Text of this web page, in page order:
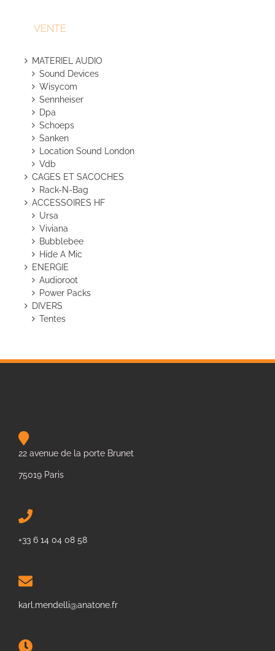
VENTE
MATERIEL AUDIO
Sound Devices
Wisycom
Sennheiser
Dpa
Schoeps
Sanken
Location Sound London
Vdb
CAGES ET SACOCHES
Rack-N-Bag
ACCESSOIRES HF
Ursa
Viviana
Bubblebee
Hide A Mic
ENERGIE
Audioroot
Power Packs
DIVERS
Tentes
22 avenue de la porte Brunet
75019 Paris
+33 6 14 04 08 58
karl.mendelli@anatone.fr